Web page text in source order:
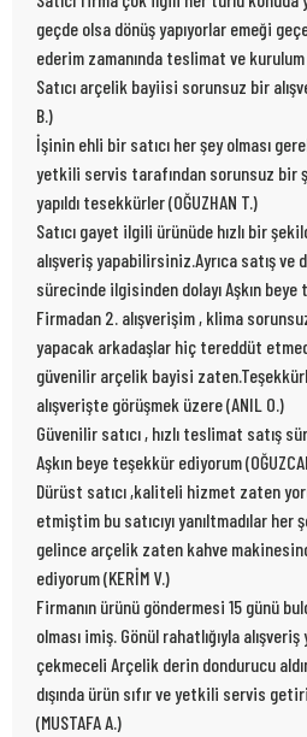
geçde olsa dönüş yapıyorlar emeği
ederim zamanında teslimat ve kurulum
Satıcı arçelik bayiisi sorunsuz bir
B.)
İşinin ehli bir satıcı her şey olması
yetkili servis tarafından sorunsuz bir
yapıldı tesekkürler (OĞUZHAN T.)
Satıcı gayet ilgili ürünüde hızlı bir
alışveriş yapabilirsiniz.Ayrıca satış
sürecinde ilgisinden dolayı Aşkın beye
Firmadan 2. alışverişim , klima
yapacak arkadaşlar hiç tereddüt
güvenilir arçelik bayisi
alışverişte görüşmek üzere (ANIL O.)
Güvenilir satıcı , hızlı teslimat satış
Aşkın beye teşekkür ediyorum
Dürüst satıcı ,kaliteli hizmet zaten
etmiştim bu satıcıyı yanıltmadılar
gelince arçelik zaten kahve
ediyorum (KERİM V.)
Firmanın ürünü göndermesi 15 günü
olması imiş. Gönül rahatlığıyla
çekmeceli Arçelik derin dondurucu
dışında ürün sıfır ve yetkili servis
(MUSTAFA A.)